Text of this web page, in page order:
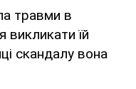
травми в
викликати їй
скандалу вона